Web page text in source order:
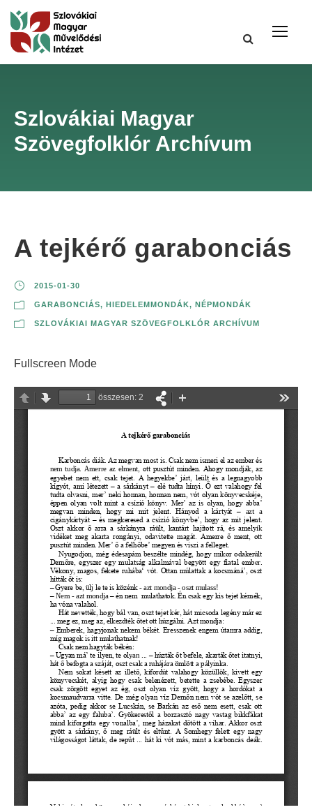
Szlovákiai Magyar
Szövegfolklór Archívum
A tejkérő garabonciás
2015-01-30
GARABONCIÁS, HIEDELEMMONDÁK, NÉPMONDÁK
SZLOVÁKIAI MAGYAR SZÖVEGFOLKLÓR ARCHÍVUM
Fullscreen Mode